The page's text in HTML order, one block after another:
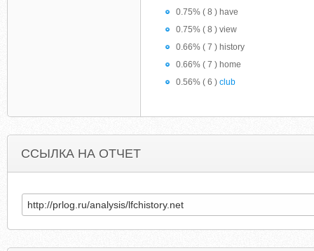
0.75% ( 8 ) have
0.75% ( 8 ) view
0.66% ( 7 ) history
0.66% ( 7 ) home
0.56% ( 6 ) club
ССЫЛКА НА ОТЧЕТ